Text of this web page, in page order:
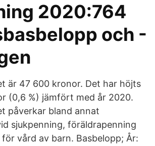
2020:764
och -
är 47 600 kronor. Det har höjts
(0,6 %) jämfört med år 2020.
påverkar bland annat
sjukpenning, föräldrapenning
vård av barn. Basbelopp; År: